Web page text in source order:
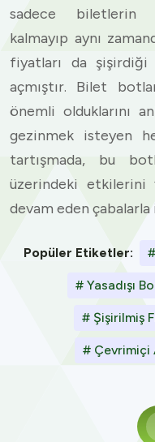
sadece biletlerin
kalmayıp aynı
fiyatları da
açmıştır. Bilet
önemli olduklarını
gezinmek isteyen
tartışmada, bu
üzerindeki
devam eden
Popüler Etiketler:
# Yasadışı
# Şişirilmiş
# Çevrimiçi